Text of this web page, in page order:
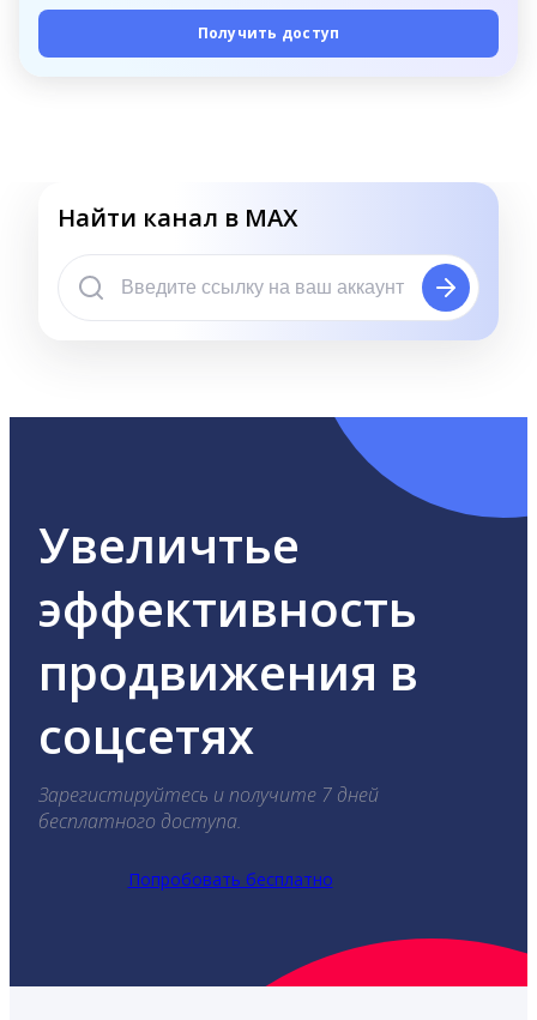
Получить доступ
Найти канал в MAX
Увеличтье
эффективность
продвижения в
соцсетях
Зарегистируйтесь и получите 7 дней
бесплатного доступа.
Попробовать бесплатно